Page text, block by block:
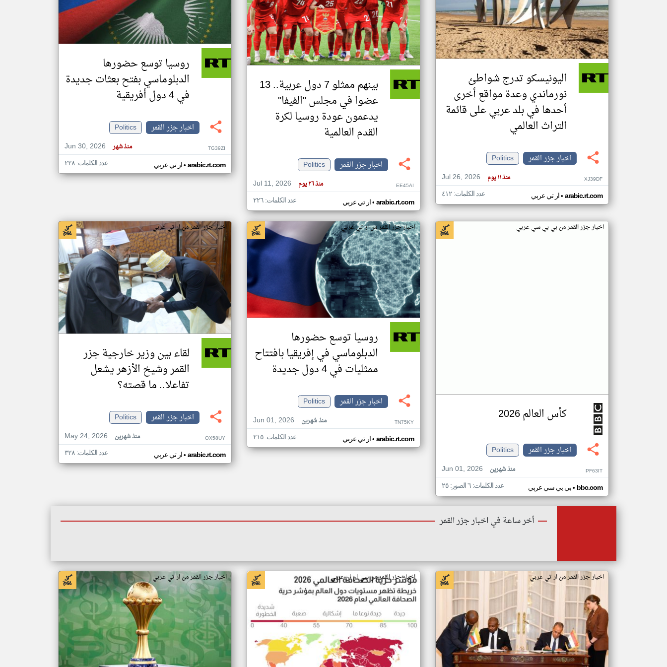
تغيير الدولة
اخبار جزر القمر على مدار الساعة
أهم اخبار جزر القمر العاجلة والمباشرة
اليونيسكو تدرج شواطئ
نورماندي وعدة مواقع أخرى
أحدها في بلد عربي على قائمة
التراث العالمي
اخبار جزر القمر
Politics
Jul 26, 2026
منذ ١١ يوم XJ39DF
ار تي عربي• arabic.rt.com عدد الكلمات: ٤١٢
بينهم ممثلو 7 دول عربية.. 13
عضوا في مجلس "الفيفا"
يدعمون عودة روسيا لكرة
القدم العالمية
اخبار جزر القمر
Politics
Jul 11, 2026
منذ ٢٦ يوم EE45AI
ار تي عربي• arabic.rt.com عدد الكلمات: ٢٢٦
روسيا توسع حضورها
الدبلوماسي بفتح بعثات جديدة
في 4 دول أفريقية
اخبار جزر القمر
Politics
Jun 30, 2026
منذ شهر TG39ZI
ار تي عربي• arabic.rt.com عدد الكلمات: ٢٢٨
اخبار جزر القمر من بي بي سي عربي
كأس العالم 2026
اخبار جزر القمر
Politics
Jun 01, 2026
منذ شهرين PF63IT
بي بي سي عربي• bbc.com عدد الكلمات: ٦ الصور: ٢٥
اخبار جزر القمر من ار تي عربي
روسيا توسع حضورها
الدبلوماسي في إفريقيا بافتتاح
ممثليات في 4 دول جديدة
اخبار جزر القمر
Politics
Jun 01, 2026
منذ شهرين TN75KY
ار تي عربي• arabic.rt.com عدد الكلمات: ٢١٥
اخبار جزر القمر من ار تي عربي
لقاء بين وزير خارجية جزر
القمر وشيخ الأزهر يشعل
تفاعلا.. ما قصته؟
اخبار جزر القمر
Politics
May 24, 2026
منذ شهرين OX58UY
ار تي عربي• arabic.rt.com عدد الكلمات: ٣٢٨
أخر ساعة في اخبار جزر القمر
اخبار جزر القمر من ار تي عربي اخبار جزر القمر من سي ان ان عربي اخبار جزر القمر من ار تي عربي
klyoum.com